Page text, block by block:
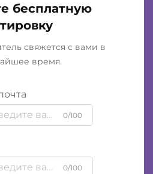
бесплатную
свяжется с вами в
время.
0/100
0/100